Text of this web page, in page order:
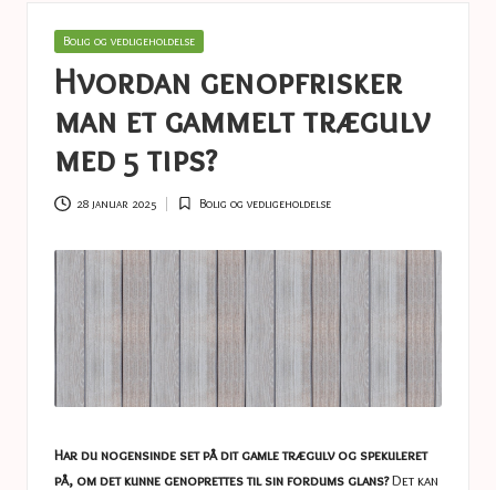
o
n
n
e
s
a
s
t
u
c
e
s
Posted
Bolig og vedligeholdelse
Hvordan genopfrisker
man et gammelt trægulv
med 5 tips?
28 januar 2025
Posted
Bolig og vedligeholdelse
Har du nogensinde set på dit gamle trægulv og spekuleret
på, om det kunne genoprettes til sin fordums glans?Det kan